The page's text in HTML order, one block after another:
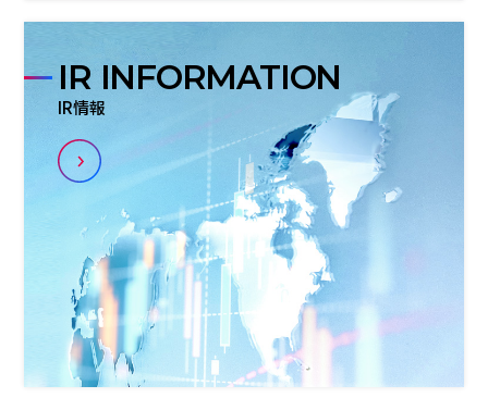
IR INFORMATION
IR情報